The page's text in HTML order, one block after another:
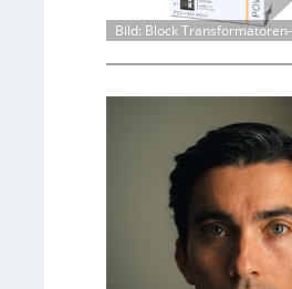
Bild: Block